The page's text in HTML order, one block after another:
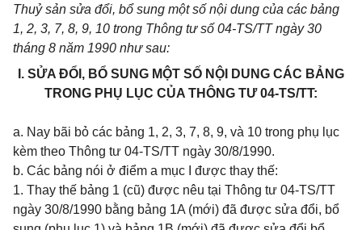
Thuỷ sản sửa đổi, bổ sung một số nội dung của các bảng
1, 2, 3, 7, 8, 9, 10 trong Thông tư số 04-TS/TT ngày 30
tháng 8 năm 1990 như sau:
I. SỬA ĐỔI, BỔ SUNG MỘT SỐ NỘI DUNG CÁC BẢNG
TRONG PHỤ LỤC CỦA THÔNG TƯ 04-TS/TT:
a. Nay bãi bỏ các bảng 1, 2, 3, 7, 8, 9, và 10 trong phụ lục
kèm theo Thông tư 04-TS/TT ngày 30/8/1990.
b. Các bảng nói ở điểm a mục I được thay thế:
1. Thay thế bảng 1 (cũ) được nêu tại Thông tư 04-TS/TT
ngày 30/8/1990 bằng bảng 1A (mới) đã được sửa đổi, bổ